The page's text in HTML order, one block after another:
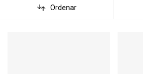
Ordenar